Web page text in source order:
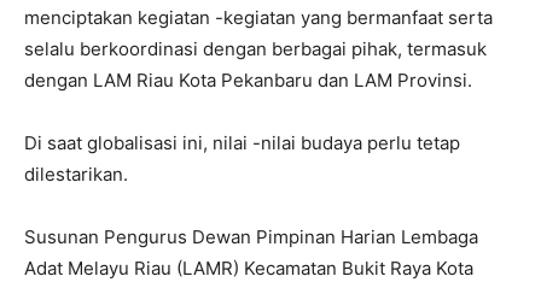
menciptakan kegiatan -kegiatan yang bermanfaat serta
selalu berkoordinasi dengan berbagai pihak, termasuk
dengan LAM Riau Kota Pekanbaru dan LAM Provinsi.
Di saat globalisasi ini, nilai -nilai budaya perlu tetap
dilestarikan.
Susunan Pengurus Dewan Pimpinan Harian Lembaga
Adat Melayu Riau (LAMR) Kecamatan Bukit Raya Kota